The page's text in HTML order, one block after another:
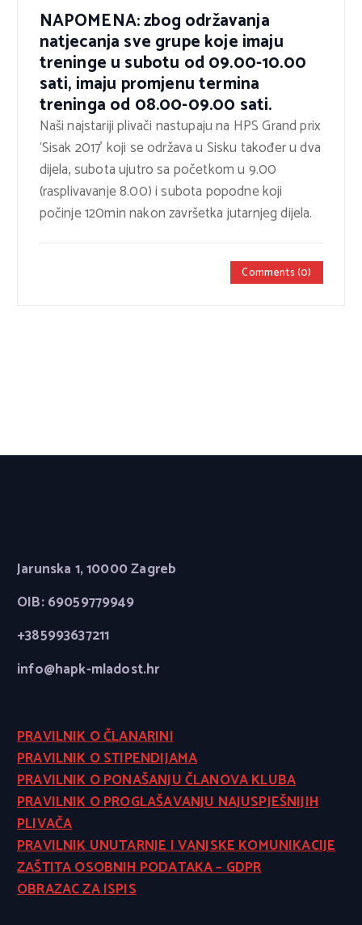
NAPOMENA:zbog održavanja
natjecanja sve grupe koje imaju
treninge u subotu od 09.00-10.00
sati, imaju promjenu termina
treninga od 08.00-09.00 sati.
Naši najstariji plivači nastupaju na HPS Grand prix
‘Sisak 2017’ koji se održava u Sisku također u dva
dijela, subota ujutro sa početkom u 9.00
(rasplivavanje 8.00) i subota popodne koji
počinje 120min nakon završetka jutarnjeg dijela.
Comments (0)
Jarunska 1, 10000 Zagreb
OIB: 69059779949
+385993637211
info@hapk-mladost.hr
PRAVILNIK O ČLANARINI
PRAVILNIK O STIPENDIJAMA
PRAVILNIK O PONAŠANJU ČLANOVA KLUBA
PRAVILNIK O PROGLAŠAVANJU NAJUSPJEŠNIJIH
PLIVAČA
PRAVILNIK UNUTARNJE I VANJSKE KOMUNIKACIJE
ZAŠTITA OSOBNIH PODATAKA – GDPR
OBRAZAC ZA ISPIS